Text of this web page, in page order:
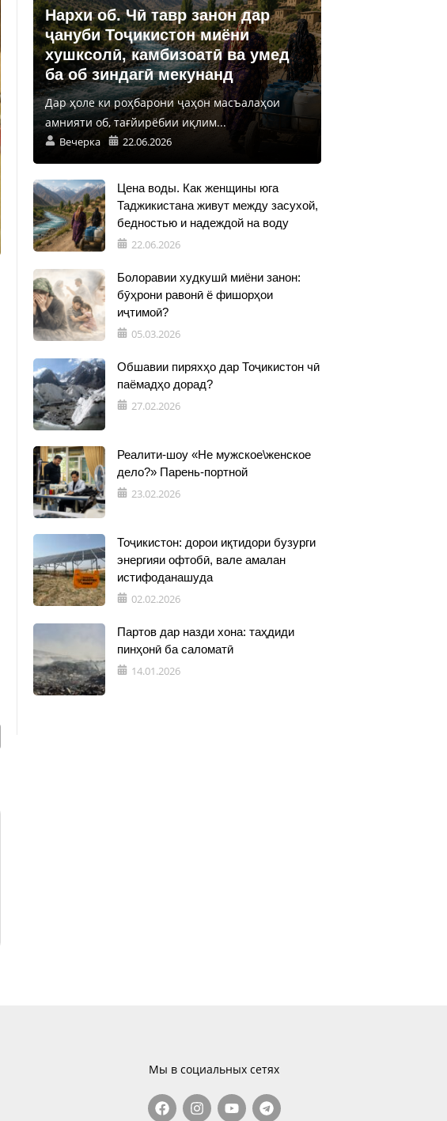
Нархи об. Чӣ тавр занон дар
ҷануби Тоҷикистон миёни
хушксолӣ, камбизоатӣ ва умед
ба об зиндагӣ мекунанд
Дар ҳоле ки роҳбарони ҷаҳон масъалаҳои
амнияти об, тағйирёбии иқлим...
Вечерка 22.06.2026
Цена воды. Как женщины юга
Таджикистана живут между засухой,
бедностью и надеждой на воду
22.06.2026
Болоравии худкушӣ миёни занон:
бӯҳрони равонӣ ё фишорҳои
иҷтимоӣ?
05.03.2026
Обшавии пиряхҳо дар Тоҷикистон чӣ
паёмадҳо дорад?
27.02.2026
Реалити-шоу «Не мужское\женское
дело?» Парень-портной
23.02.2026
Тоҷикистон: дорои иқтидори бузурги
энергияи офтобӣ, вале амалан
истифоданашуда
02.02.2026
Партов дар назди хона: таҳдиди
пинҳонӣ ба саломатӣ
14.01.2026
Мы в социальных сетях